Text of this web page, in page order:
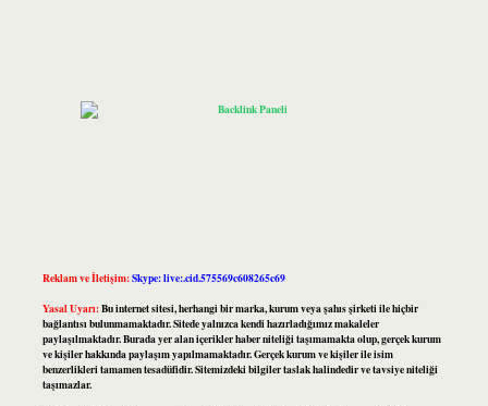
Reklam ve İletişim:Skype: live:.cid.575569c608265c69
Yasal Uyarı:Bu internet sitesi, herhangi bir marka, kurum veya şahıs şirketi ile hiçbir
bağlantısı bulunmamaktadır. Sitede yalnızca kendi hazırladığımız makaleler
paylaşılmaktadır. Burada yer alan içerikler haber niteliği taşımamakta olup, gerçek kurum
ve kişiler hakkında paylaşım yapılmamaktadır. Gerçek kurum ve kişiler ile isim
benzerlikleri tamamen tesadüfidir. Sitemizdeki bilgiler taslak halindedir ve tavsiye niteliği
taşımazlar.